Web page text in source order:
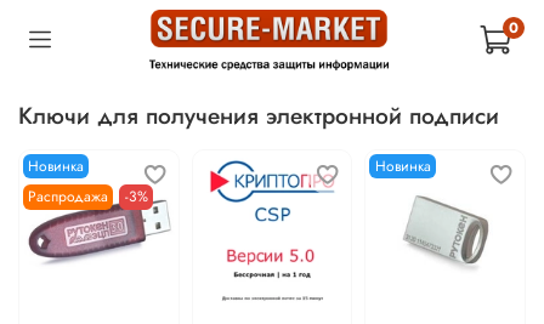
0
Ключи для получения электронной подписи
Новинка
Распродажа
-3%
Новинка